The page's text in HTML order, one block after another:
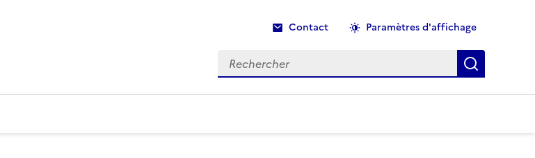
Contact Paramètres d'affichage
Rechercher Recherche